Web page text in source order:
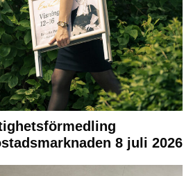
8 juli 2026